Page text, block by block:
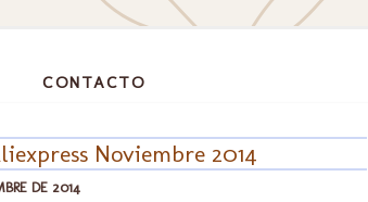
CONTACTO
Noviembre 2014
DE 2014